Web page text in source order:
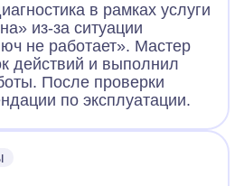
в рамках услуги
из-за ситуации
не работает». Мастер
действий и выполнил
После проверки
по эксплуатации.